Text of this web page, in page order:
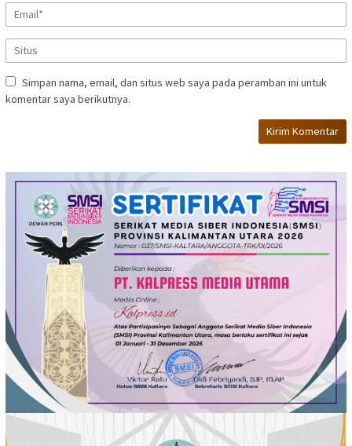
Simpan nama, email, dan situs web saya pada peramban ini untuk
komentar saya berikutnya.